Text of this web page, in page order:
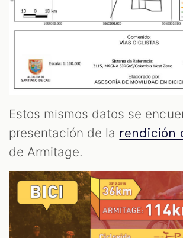
Estos mismos datos se
presentación de la rendición
de Armitage.